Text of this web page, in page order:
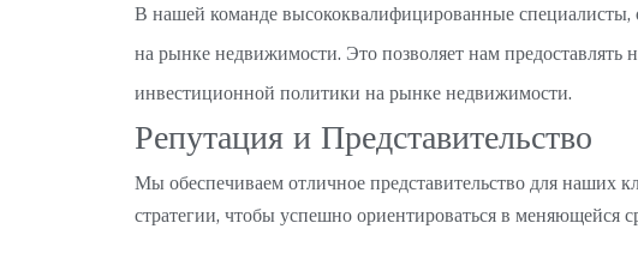
В нашей команде высококвалифицированные
на рынке недвижимости. Это позволяет нам
инвестиционной политики на рынке недвижимости.
Репутация и Представительство
Мы обеспечиваем отличное представительство для наших
стратегии, чтобы успешно ориентироваться в меняющейся